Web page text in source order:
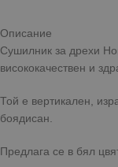
Описание
Сушилник за дрехи
висококачествен и
Той е вертикален,
боядисан.
Предлага се в бял